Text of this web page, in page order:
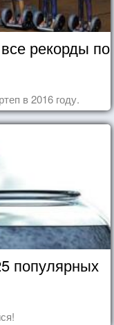
рекорды по
в 2016 году.
популярных